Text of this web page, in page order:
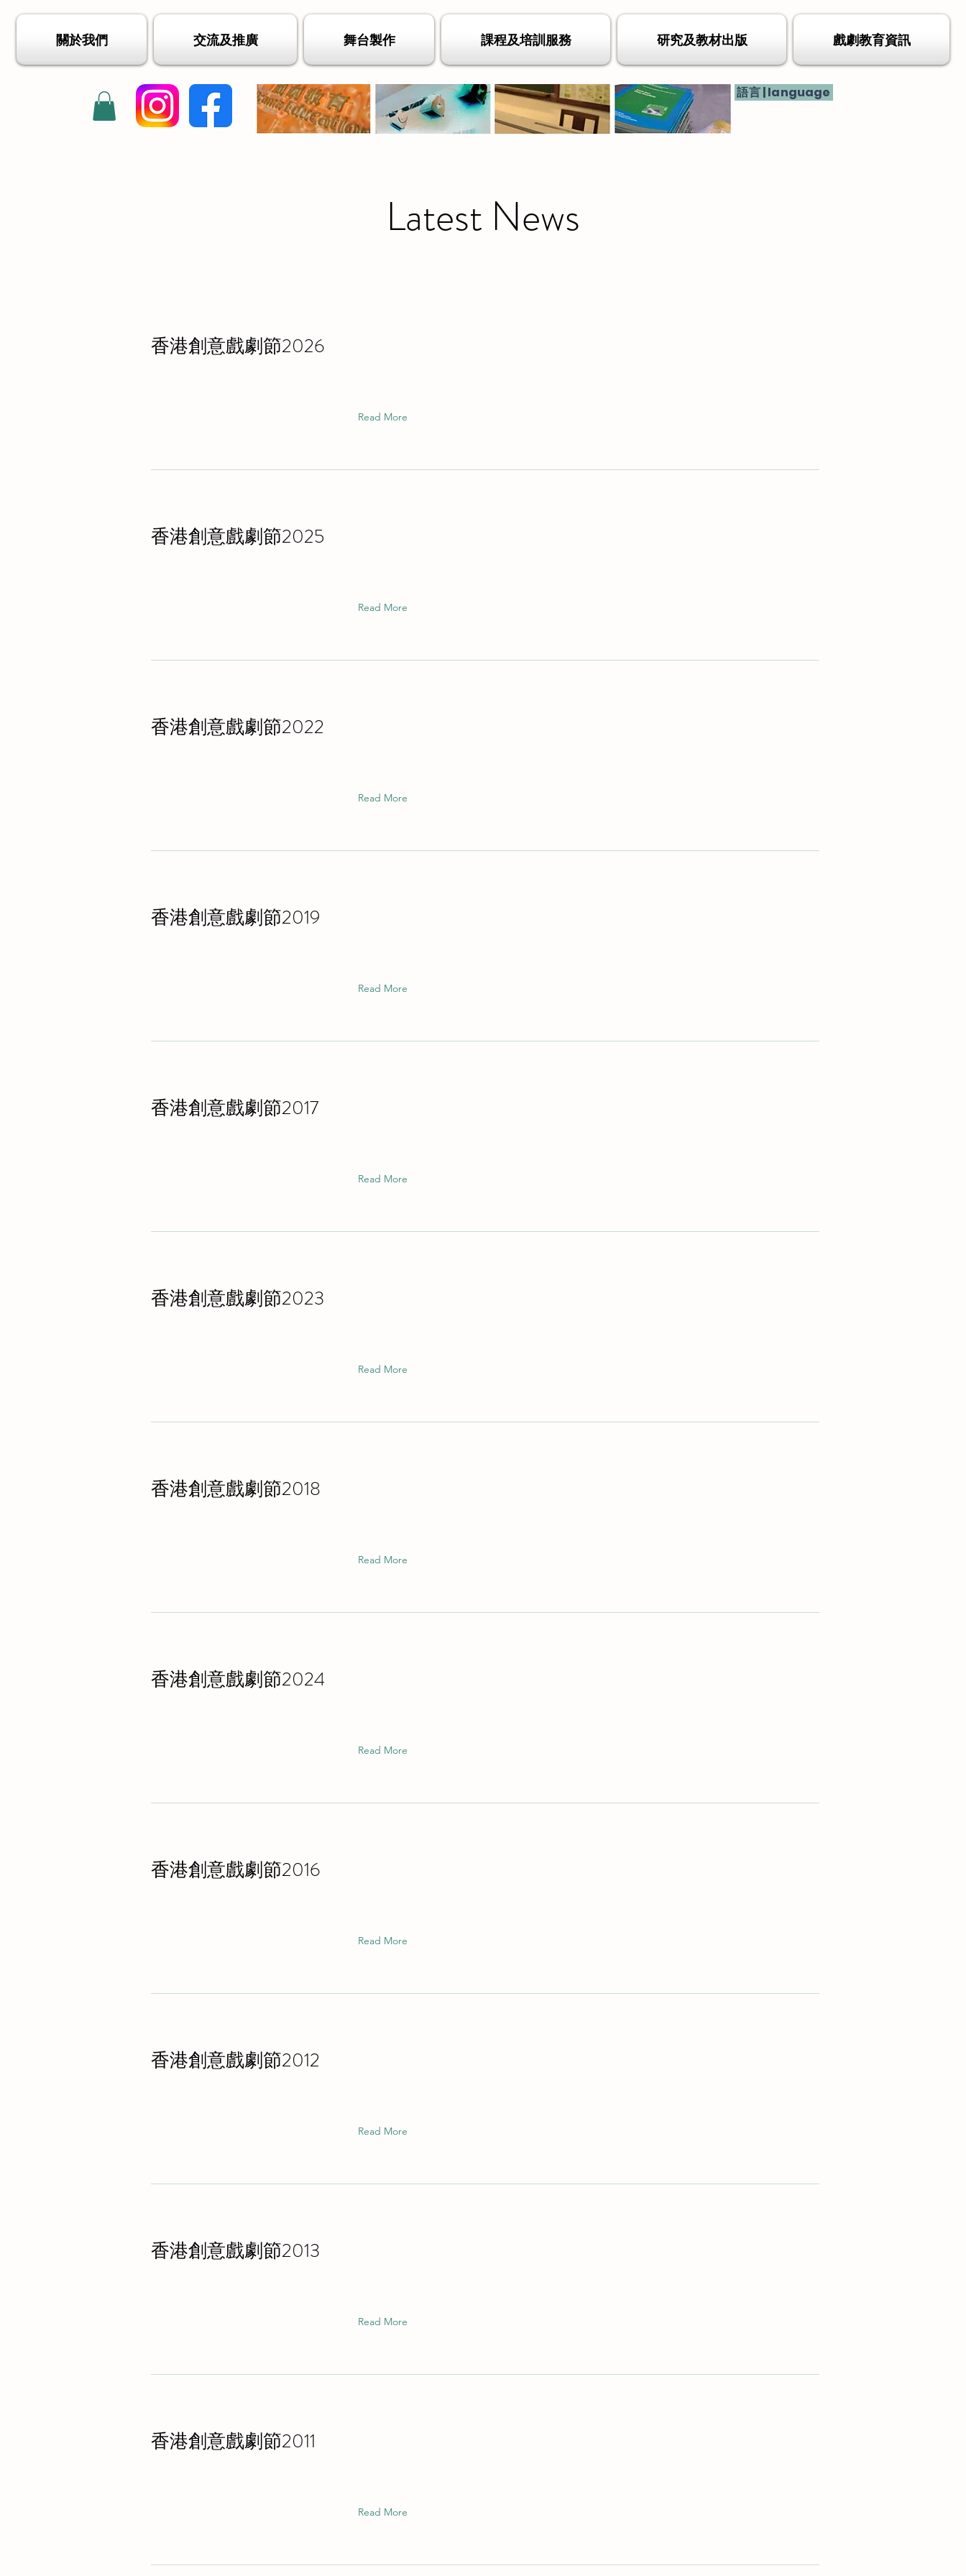
關於我們 交流及推廣 舞台製作 課程及培訓服務 研究及教材出版 戲劇教育資訊
語言 | language
Latest News
香港創意戲劇節2026
Read More
香港創意戲劇節2025
Read More
香港創意戲劇節2022
Read More
香港創意戲劇節2019
Read More
香港創意戲劇節2017
Read More
香港創意戲劇節2023
Read More
香港創意戲劇節2018
Read More
香港創意戲劇節2024
Read More
香港創意戲劇節2016
Read More
香港創意戲劇節2012
Read More
香港創意戲劇節2013
Read More
香港創意戲劇節2011
Read More